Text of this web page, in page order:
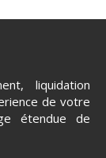
liquidation
de votre
étendue de